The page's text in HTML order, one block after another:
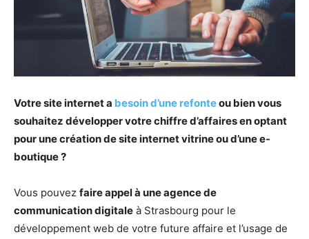
Votre site internet a besoin d’une refonteou bien vous
souhaitez développer votre chiffre d’affaires en optant
pour une création de site internet vitrine ou d’une e-
boutique ?
Vous pouvez faire appel à une agence de
communication digitale à Strasbourg pour le
développement web de votre future affaire et l’usage de